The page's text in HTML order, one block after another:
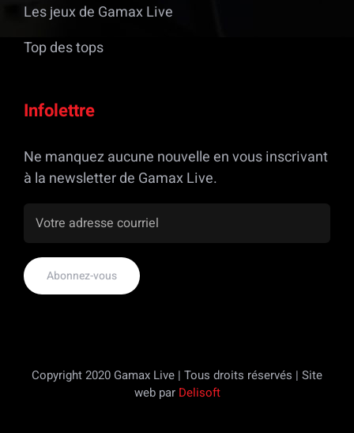
Les jeux de Gamax Live
Top des tops
Infolettre
Ne manquez aucune nouvelle en vous inscrivant
à la newsletter de Gamax Live.
Copyright 2020 Gamax Live | Tous droits réservés | Site
web par Delisoft